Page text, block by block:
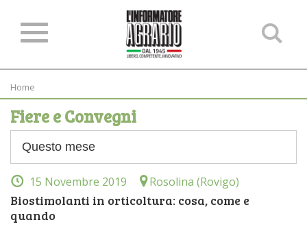
Home
Fiere e Convegni
15 Novembre 2019 Rosolina (Rovigo)
Biostimolanti in orticoltura: cosa, come e
quando